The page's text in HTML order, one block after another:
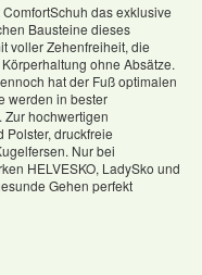
das exklusive
Bausteine dieses
voller Zehenfreiheit, die
ohne Absätze.
hat der Fuß optimalen
werden in bester
Zur hochwertigen
Polster, druckfreie
Nur bei
HELVESKO, LadySko und
Gehen perfekt